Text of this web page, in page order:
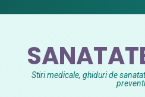
Stiri medicale, ghiduri de